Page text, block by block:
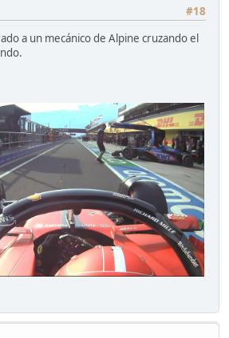
#18
a un mecánico de Alpine cruzando el